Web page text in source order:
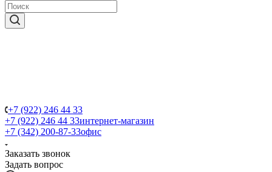
+7 (922) 246 44 33
+7 (922) 246 44 33интернет-магазин
+7 (342) 200-87-33офис
Заказать звонок
Задать вопрос